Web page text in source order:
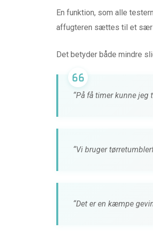
En funktion, som alle
affugteren sættes til et
Det betyder både mindre
“På få timer kunne jeg
“Vi bruger
“Det er en kæmpe